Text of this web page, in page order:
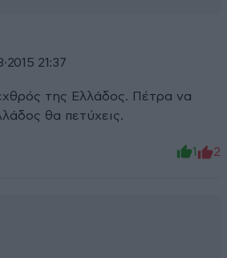
21:37
της Ελλάδος. Πέτρα να
θα πετύχεις.
1 2